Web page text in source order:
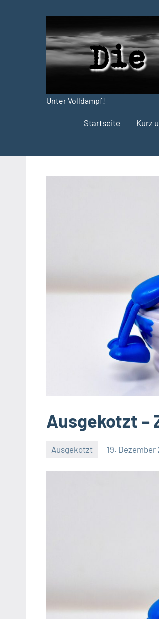
Presse
Unter Volldampf!
Startseite Kurz
Ausgekotzt –
Ausgekotzt 19. Dezember